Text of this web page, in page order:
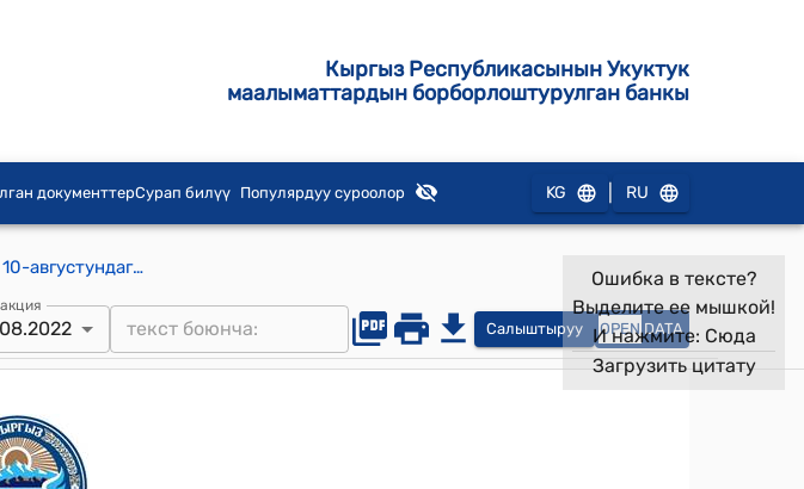
Кыргыз Республикасынын Укуктук
маалыматтардын борборлоштурулган банкы
документтерСурап билүү Популярдуу суроолор KG RU
А.Масалиев айыл аймагынын айылдык кеңешинин 2022-жылдын 10-августундагы № 13/4 "А.Масалиев айыл аймагындагы “Исфайрам” муниципалдык ишканасынын Кара-Дөбө, Көн, Кожо айылдары боюнча таза суунун тарифин бекитүү жөнүндө" токтому
Салыштыруу OPEN DATA
Ошибка в тексте?
Выделите ее мышкой!
И нажмите: Сюда
Загрузить цитату